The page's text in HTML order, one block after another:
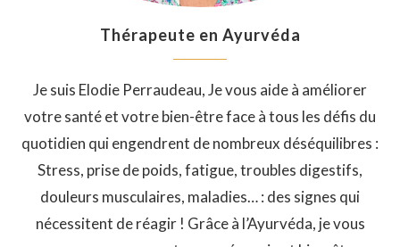
Thérapeute en Ayurvéda
Je suis Elodie Perraudeau, Je vous aide à améliorer
votre santé et votre bien-être face à tous les défis du
quotidien qui engendrent de nombreux déséquilibres :
Stress, prise de poids, fatigue, troubles digestifs,
douleurs musculaires, maladies… : des signes qui
nécessitent de réagir ! Grâce à l’Ayurvéda, je vous